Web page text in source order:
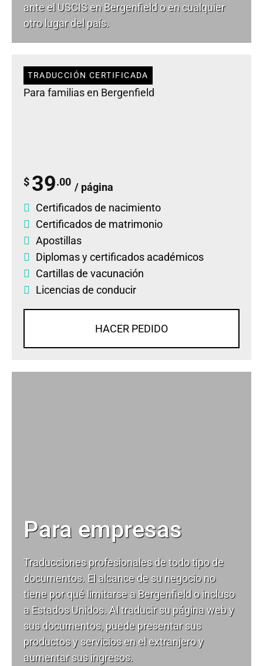
ante el USCIS en Bergenfield o en cualquier
otro lugar del país.
TRADUCCIÓN CERTIFICADA
Para familias en Bergenfield
$ 39.00 / página
Certificados de nacimiento
Certificados de matrimonio
Apostillas
Diplomasycertificados académicos
Cartillas de vacunación
Licencias de conducir
HACER PEDIDO
Para empresas
Traducciones profesionales de todo tipo de
documentos. El alcance de su negocio no
tiene por qué limitarse a Bergenfield o incluso
a Estados Unidos. Al traducir su página web y
sus documentos, puede presentar sus
productos y servicios en el extranjero y
aumentar sus ingresos.